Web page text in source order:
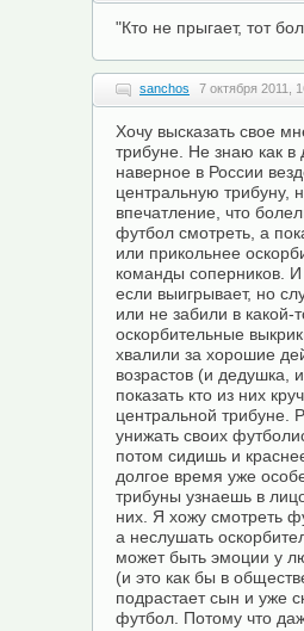
"Кто не прыгает, тот
sanchos 7 октября 2011,
Хочу высказать свое
трибуне. Не знаю как в
наверное в России
центральную трибуну,
впечатление, что
футбол смотреть, а
или прикольнее
команды соперников.
если выигрывает, но
или не забили в какой-
оскорбительные
хвалили за хорошие
возрастов (и дедушка,
показать кто из них
центральной трибуне.
унижать своих
потом сидишь и
долгое время уже
трибуны узнаешь в
них. Я хожу смотреть
а неслушать
может быть эмоции у
(и это как бы в
подрастает сын и уже
футбол. Потому что